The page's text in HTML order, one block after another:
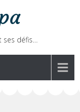
ses défis…